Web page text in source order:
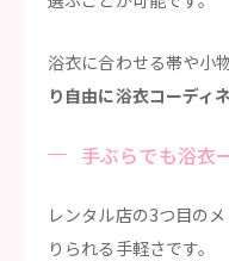
浴衣に合わせる帯や小
り自由に浴衣コーディ
手ぶらでも浴衣
レンタル店の3つ目の
りられる手軽さです。